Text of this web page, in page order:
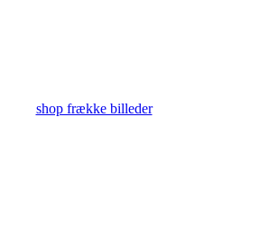
shop frække billeder